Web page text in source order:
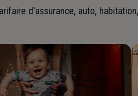
d'assurance, auto,